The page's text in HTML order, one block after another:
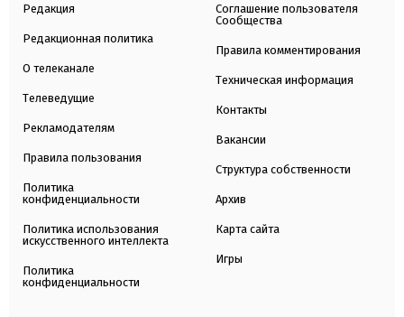
Редакция
Редакционная политика
О телеканале
Телеведущие
Рекламодателям
Правила пользования
Политика
конфиденциальности
Политика использования
искусственного интеллекта
Политика
конфиденциальности
Соглашение пользователя
Сообщества
Правила комментирования
Техническая информация
Контакты
Вакансии
Структура собственности
Архив
Карта сайта
Игры